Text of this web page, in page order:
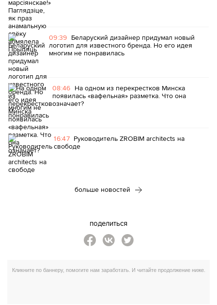
09:39 Беларуский дизайнер придумал новый
логотип для известного бренда. Но его идея
многим не понравилась
08:46 На одном из перекрестков Минска
появилась «вафельная» разметка. Что она
означает?
16:47 Руководитель ZROBIM architects на
свободе
больше новостей
поделиться